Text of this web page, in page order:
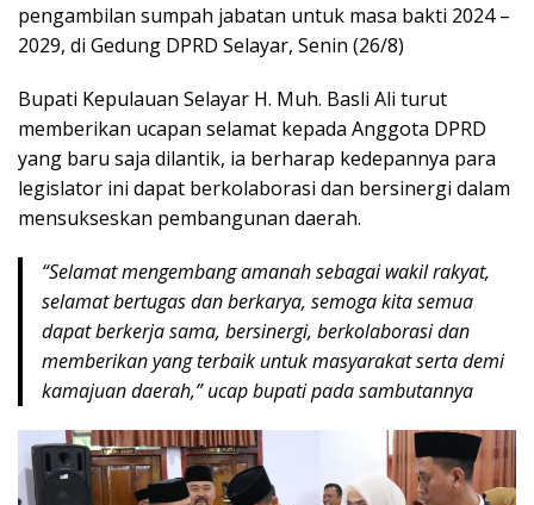
pengambilan sumpah jabatan untuk masa bakti 2024 –
2029, di Gedung DPRD Selayar, Senin (26/8)
Bupati Kepulauan Selayar H. Muh. Basli Ali turut
memberikan ucapan selamat kepada Anggota DPRD
yang baru saja dilantik, ia berharap kedepannya para
legislator ini dapat berkolaborasi dan bersinergi dalam
mensukseskan pembangunan daerah.
“Selamat mengembang amanah sebagai wakil rakyat,
selamat bertugas dan berkarya, semoga kita semua
dapat berkerja sama, bersinergi, berkolaborasi dan
memberikan yang terbaik untuk masyarakat serta demi
kamajuan daerah,” ucap bupati pada sambutannya